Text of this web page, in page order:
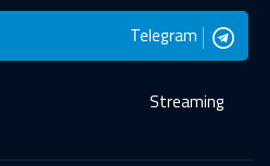
Telegram
Streaming